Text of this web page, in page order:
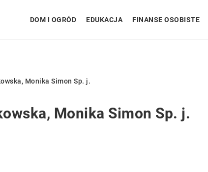
DOM I OGRÓD EDUKACJA FINANSE OSOBISTE
Monika Simon Sp. j.
Monika Simon Sp. j.